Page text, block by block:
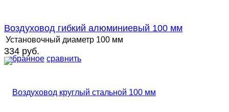
избранное сравнить
Воздуховод гибкий алюминиевый 100 мм
Установочный диаметр 100 мм
334 руб.